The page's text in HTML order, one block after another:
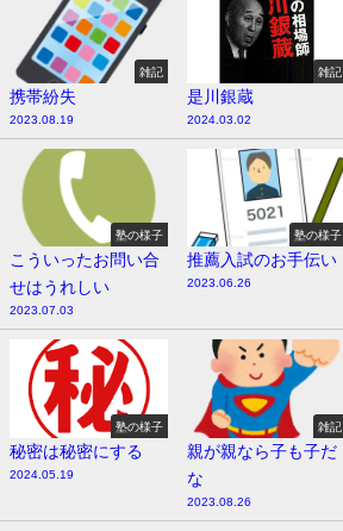
雑記
携帯紛失
2023.08.19
雑記
是川銀蔵
2024.03.02
塾の様子
こういったお問い合
せはうれしい
2023.07.03
塾の様子
推薦入試のお手伝い
2023.06.26
塾の様子
秘密は秘密にする
2024.05.19
雑記
親が親なら子も子だ
な
2023.08.26